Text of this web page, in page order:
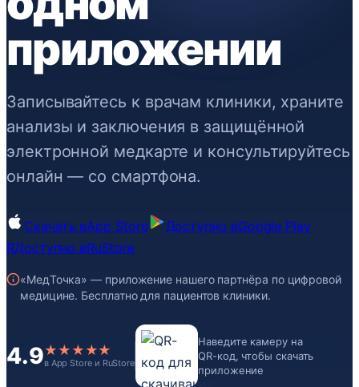
приложении
Записывайтесь к врачам клиники, храните
анализы и заключения в защищённой
электронной медкарте и консультируйтесь
онлайн — со смартфона.
Скачать вApp Store Доступно вGoogle Play
RДоступно вRuStore
«МедТочка» — приложение нашего партнёра по цифровой
медицине. Бесплатно для пациентов клиники.
4.9★★★★★
в App Store и RuStore
Наведите камеру на
QR-код, чтобы скачать
приложение